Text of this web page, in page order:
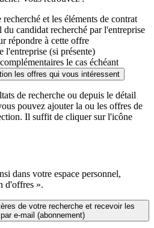
et les éléments de contrat
candidat recherché par l'entreprise
répondre à cette offre
l'entreprise (si présente)
le cas échéant
les offres qui vous intéressent
de recherche ou depuis le détail
pouvez ajouter la ou les offres de
Il suffit de cliquer sur l'icône
dans votre espace personnel,
d'offres ».
de votre recherche et recevoir les
e-mail (abonnement)